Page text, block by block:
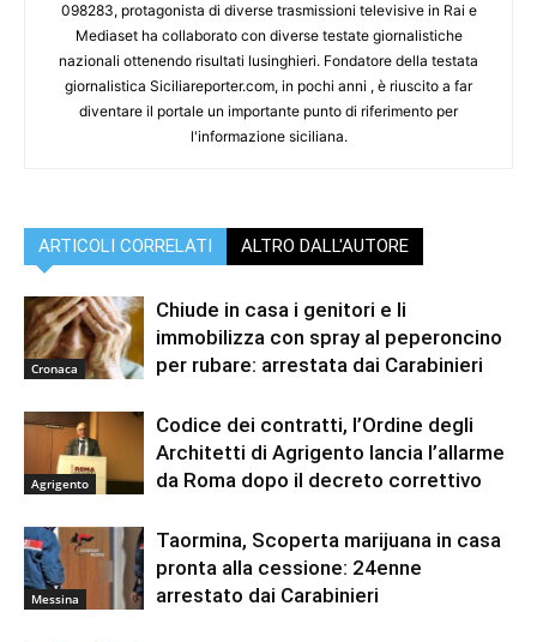
098283, protagonista di diverse trasmissioni televisive in Rai e
Mediaset ha collaborato con diverse testate giornalistiche
nazionali ottenendo risultati lusinghieri. Fondatore della testata
giornalistica Siciliareporter.com, in pochi anni , è riuscito a far
diventare il portale un importante punto di riferimento per
l'informazione siciliana.
ARTICOLI CORRELATI ALTRO DALL'AUTORE
Cronaca
Chiude in casa i genitori e li
immobilizza con spray al peperoncino
per rubare: arrestata dai Carabinieri
Agrigento
Codice dei contratti, l’Ordine degli
Architetti di Agrigento lancia l’allarme
da Roma dopo il decreto correttivo
Messina
Taormina, Scoperta marijuana in casa
pronta alla cessione: 24enne
arrestato dai Carabinieri